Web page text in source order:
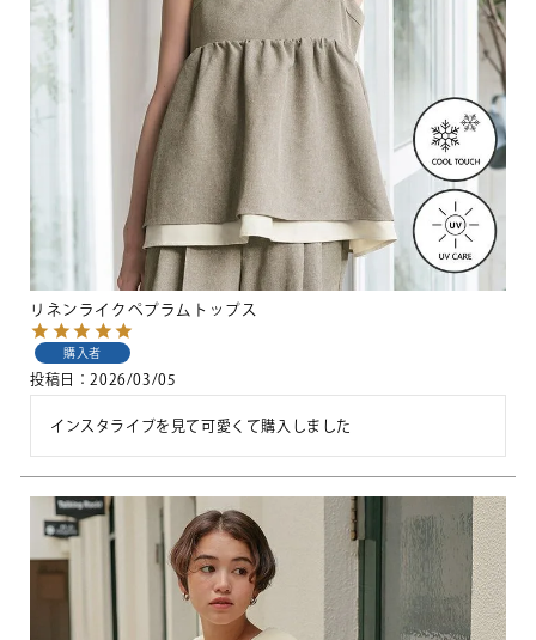
リネンライクペプラムトップス
購入者
投稿日 2026/03/05
インスタライブを見て可愛くて購入しました